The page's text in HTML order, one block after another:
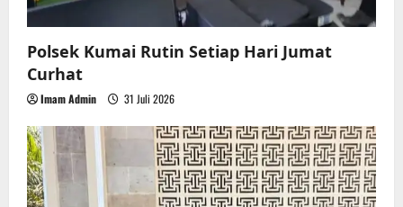
Polsek Kumai Rutin Setiap Hari Jumat
Curhat
Imam Admin 31 Juli 2026